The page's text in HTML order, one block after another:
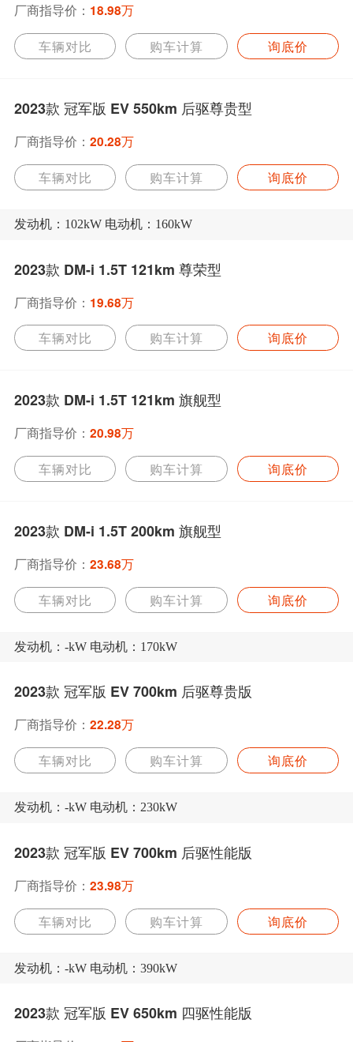
厂商指导价： 18.98万
车辆对比 购车计算 询底价
2023款 冠军版 EV 550km 后驱尊贵型
厂商指导价： 20.28万
车辆对比 购车计算 询底价
发动机：102kW 电动机：160kW
2023款 DM-i 1.5T 121km 尊荣型
厂商指导价： 19.68万
车辆对比 购车计算 询底价
2023款 DM-i 1.5T 121km 旗舰型
厂商指导价： 20.98万
车辆对比 购车计算 询底价
2023款 DM-i 1.5T 200km 旗舰型
厂商指导价： 23.68万
车辆对比 购车计算 询底价
发动机：-kW 电动机：170kW
2023款 冠军版 EV 700km 后驱尊贵版
厂商指导价： 22.28万
车辆对比 购车计算 询底价
发动机：-kW 电动机：230kW
2023款 冠军版 EV 700km 后驱性能版
厂商指导价： 23.98万
车辆对比 购车计算 询底价
发动机：-kW 电动机：390kW
2023款 冠军版 EV 650km 四驱性能版